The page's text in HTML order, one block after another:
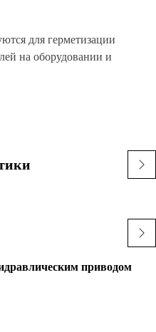
для герметизации
на оборудовании и
приводом